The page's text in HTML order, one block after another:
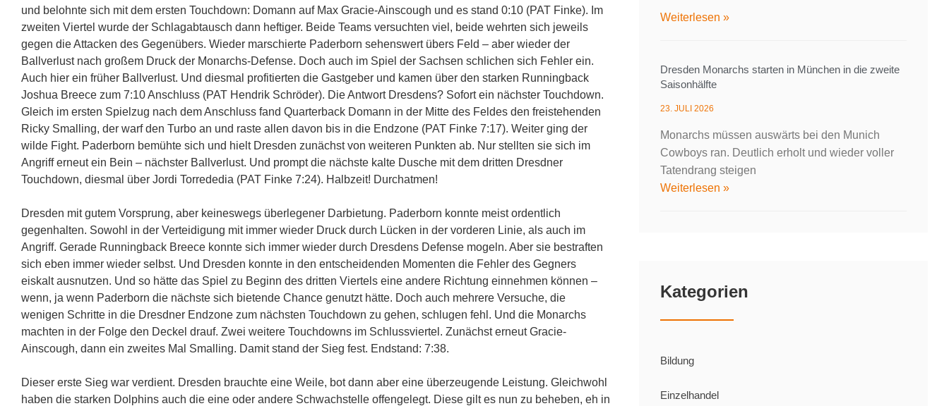
und belohnte sich mit dem ersten Touchdown: Domann auf Max Gracie-Ainscough und es stand 0:10 (PAT Finke). Im
zweiten Viertel wurde der Schlagabtausch dann heftiger. Beide Teams versuchten viel, beide wehrten sich jeweils
gegen die Attacken des Gegenübers. Wieder marschierte Paderborn sehenswert übers Feld – aber wieder der
Ballverlust nach großem Druck der Monarchs-Defense. Doch auch im Spiel der Sachsen schlichen sich Fehler ein.
Auch hier ein früher Ballverlust. Und diesmal profitierten die Gastgeber und kamen über den starken Runningback
Joshua Breece zum 7:10 Anschluss (PAT Hendrik Schröder). Die Antwort Dresdens? Sofort ein nächster Touchdown.
Gleich im ersten Spielzug nach dem Anschluss fand Quarterback Domann in der Mitte des Feldes den freistehenden
Ricky Smalling, der warf den Turbo an und raste allen davon bis in die Endzone (PAT Finke 7:17). Weiter ging der
wilde Fight. Paderborn bemühte sich und hielt Dresden zunächst von weiteren Punkten ab. Nur stellten sie sich im
Angriff erneut ein Bein – nächster Ballverlust. Und prompt die nächste kalte Dusche mit dem dritten Dresdner
Touchdown, diesmal über Jordi Torrededia (PAT Finke 7:24). Halbzeit! Durchatmen!
Dresden mit gutem Vorsprung, aber keineswegs überlegener Darbietung. Paderborn konnte meist ordentlich
gegenhalten. Sowohl in der Verteidigung mit immer wieder Druck durch Lücken in der vorderen Linie, als auch im
Angriff. Gerade Runningback Breece konnte sich immer wieder durch Dresdens Defense mogeln. Aber sie bestraften
sich eben immer wieder selbst. Und Dresden konnte in den entscheidenden Momenten die Fehler des Gegners
eiskalt ausnutzen. Und so hätte das Spiel zu Beginn des dritten Viertels eine andere Richtung einnehmen können –
wenn, ja wenn Paderborn die nächste sich bietende Chance genutzt hätte. Doch auch mehrere Versuche, die
wenigen Schritte in die Dresdner Endzone zum nächsten Touchdown zu gehen, schlugen fehl. Und die Monarchs
machten in der Folge den Deckel drauf. Zwei weitere Touchdowns im Schlussviertel. Zunächst erneut Gracie-
Ainscough, dann ein zweites Mal Smalling. Damit stand der Sieg fest. Endstand: 7:38.
Dieser erste Sieg war verdient. Dresden brauchte eine Weile, bot dann aber eine überzeugende Leistung. Gleichwohl
haben die starken Dolphins auch die eine oder andere Schwachstelle offengelegt. Diese gilt es nun zu beheben, eh in
Weiterlesen »
Dresden Monarchs starten in München in die zweite
Saisonhälfte
23. JULI 2026
Monarchs müssen auswärts bei den Munich
Cowboys ran. Deutlich erholt und wieder voller
Tatendrang steigen
Weiterlesen »
Kategorien
Bildung
Einzelhandel